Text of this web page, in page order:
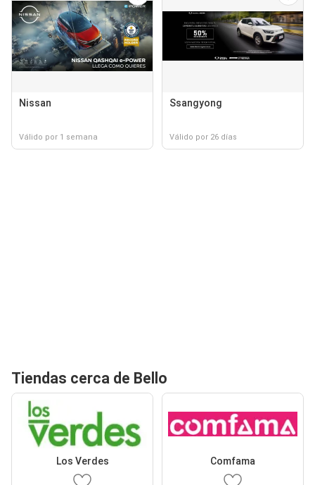
Nissan
Válido por 1 semana
Ssangyong
Válido por 26 días
Tiendas cerca de Bello
Los Verdes Comfama